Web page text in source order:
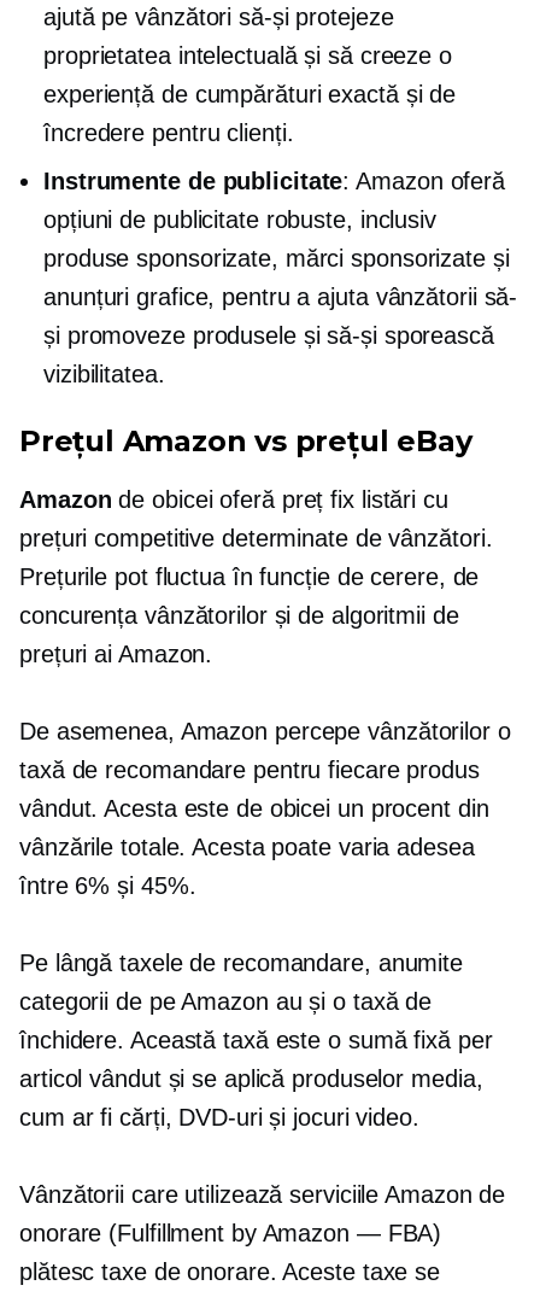
ajută pe vânzători să-și protejeze
proprietatea intelectuală și să creeze o
experiență de cumpărături exactă și de
încredere pentru clienți.
Instrumente de publicitate: Amazon oferă
opțiuni de publicitate robuste, inclusiv
produse sponsorizate, mărci sponsorizate și
anunțuri grafice, pentru a ajuta vânzătorii să-
și promoveze produsele și să-și sporească
vizibilitatea.
Prețul Amazon vs prețul eBay
Amazon de obicei oferă preț fixlistări cu
prețuri competitive determinate de vânzători.
Prețurile pot fluctua în funcție de cerere, de
concurența vânzătorilor și de algoritmii de
prețuri ai Amazon.
De asemenea, Amazon percepe vânzătorilor o
taxă de recomandare pentru fiecare produs
vândut. Acesta este de obicei un procent din
vânzările totale. Acesta poate varia adesea
între 6% și 45%.
Pe lângă taxele de recomandare, anumite
categorii de pe Amazon au și o taxă de
închidere. Această taxă este o sumă fixă ​​per
articol vândut și se aplică produselor media,
cum ar fi cărți, DVD-uri și jocuri video.
Vânzătorii care utilizează serviciile Amazon de
onorare (Fulfillment by Amazon — FBA)
plătesc taxe de onorare. Aceste taxe se